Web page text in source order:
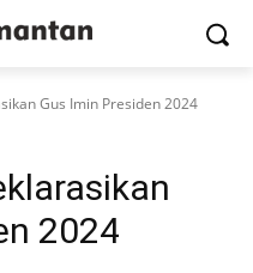
Gus Imin Presiden 2024
2024